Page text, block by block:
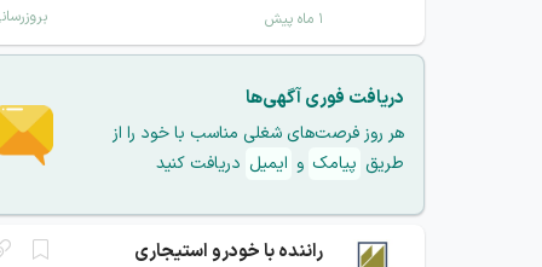
۱ ماه پیش
دریافت فوری آگهی‌ها
هر روز فرصت‌های شغلی مناسب با خود را از
طریق پیامک و ایمیل دریافت کنید
راننده با خودرو استیجاری